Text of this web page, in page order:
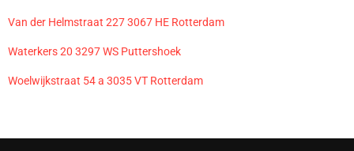
Van der Helmstraat 227 3067 HE Rotterdam
Waterkers 20 3297 WS Puttershoek
Woelwijkstraat 54 a 3035 VT Rotterdam